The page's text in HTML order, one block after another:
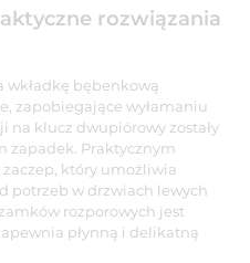
rozwiązania
wkładkę bębenkową
zapobiegające wyłamaniu
na klucz dwupiórowy zostały
zapadek. Praktycznym
który umożliwia
potrzeb w drzwiach lewych
rozporowych jest
płynną i delikatną